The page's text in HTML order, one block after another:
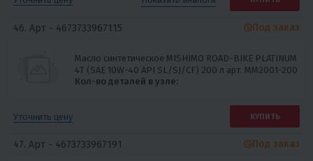
46. Арт - 4673733967115
Масло синтетическое MISHIMO ROAD-BIKE PLATINUM
4Т (SAE 10W-40 API SL/SJ/CF) 200 л арт. MM2001-200
Кол-во деталей в узле:
Под заказ
Уточнить цену КУПИТЬ
47. Арт - 4673733967191 Под заказ